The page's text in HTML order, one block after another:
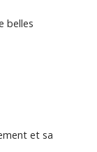
belles
et sa